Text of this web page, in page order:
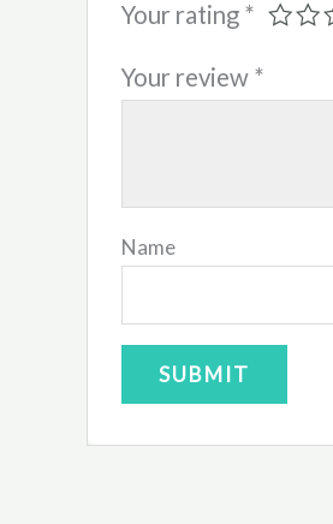
Your rating *
Your review *
Name